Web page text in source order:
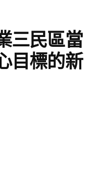
三民區當
目標的新